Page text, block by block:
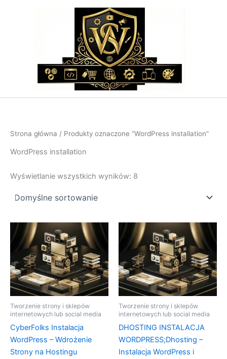
Strona główna / Produkty oznaczone “WordPress installation”
WordPress installation
Wyświetlanie wszystkich wyników: 8
Tworzenie strony i sklepów
internetowych lub social media
CyberFolks Instalacja
WordPress – Wdrożenie
Strony na Hostingu
Tworzenie strony i sklepów
internetowych lub social media
DHOSTING INSTALACJA
WORDPRESS;Dhosting –
Instalacja WordPress i